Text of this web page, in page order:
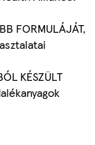
FORMULÁJÁT,
KÉSZÜLT